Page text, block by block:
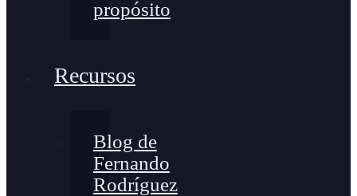
propósito
Recursos
Blog de
Fernando
Rodríguez